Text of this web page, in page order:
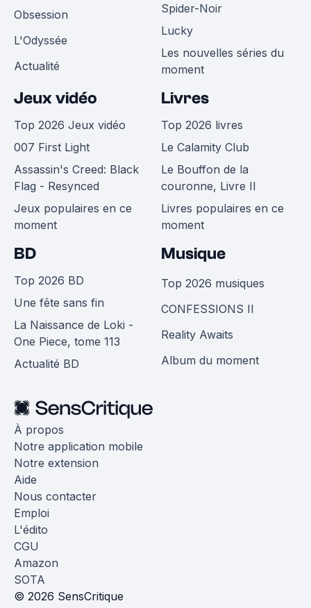
Obsession
L'Odyssée
Actualité
Spider-Noir
Lucky
Les nouvelles séries du
moment
Jeux vidéo
Top 2026 Jeux vidéo
007 First Light
Assassin's Creed: Black
Flag - Resynced
Jeux populaires en ce
moment
Livres
Top 2026 livres
Le Calamity Club
Le Bouffon de la
couronne, Livre II
Livres populaires en ce
moment
BD
Top 2026 BD
Une fête sans fin
La Naissance de Loki -
One Piece, tome 113
Actualité BD
Musique
Top 2026 musiques
CONFESSIONS II
Reality Awaits
Album du moment
À propos
Notre application mobile
Notre extension
Aide
Nous contacter
Emploi
L'édito
CGU
Amazon
SOTA
© 2026 SensCritique